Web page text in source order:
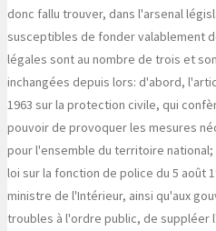
donc fallu trouver, dans l'arsenal
susceptibles de fonder valablement
légales sont au nombre de trois et
inchangées depuis lors: d'abord,
1963 sur la protection civile, qui
pouvoir de provoquer les mesures
pour l'ensemble du territoire
loi sur la fonction de police du 5 août
ministre de l'Intérieur, ainsi qu'aux
troubles à l'ordre public, de suppléer